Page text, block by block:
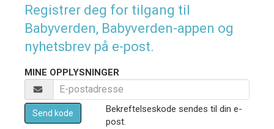
Registrer deg for tilgang til
Babyverden, Babyverden-appen og
nyhetsbrev på e-post.
MINE OPPLYSNINGER
Send kode
Bekreftelseskode sendes til din e-
post.